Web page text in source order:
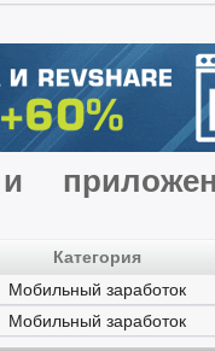
Категория
Мобильный заработок
Мобильный заработок